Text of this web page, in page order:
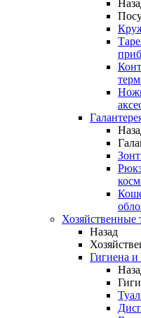
Хозяйственные
Назад
Гигиена